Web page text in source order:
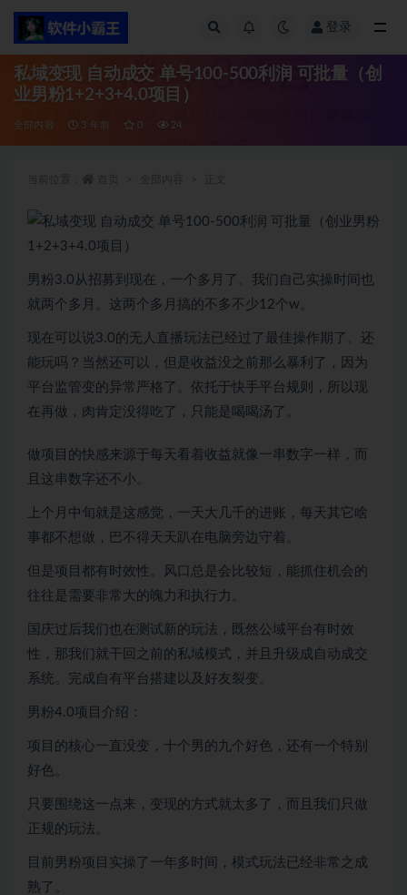
登录
私域变现 自动成交 单号100-500利润 可批量（创
业男粉1+2+3+4.0项目）
全部内容 3 年前 0 24
男粉3.0从招募到现在，一个多月了。我们自己实操时间也
就两个多月。这两个多月搞的不多不少12个w。
现在可以说3.0的无人直播玩法已经过了最佳操作期了。还
能玩吗？当然还可以，但是收益没之前那么暴利了，因为
平台监管变的异常严格了。依托于快手平台规则，所以现
在再做，肉肯定没得吃了，只能是喝喝汤了。
做项目的快感来源于每天看着收益就像一串数字一样，而
且这串数字还不小。
上个月中旬就是这感觉，一天大几千的进账，每天其它啥
事都不想做，巴不得天天趴在电脑旁边守着。
但是项目都有时效性。风口总是会比较短，能抓住机会的
往往是需要非常大的魄力和执行力。
国庆过后我们也在测试新的玩法，既然公域平台有时效
性，那我们就干回之前的私域模式，并且升级成自动成交
系统。完成自有平台搭建以及好友裂变。
男粉4.0项目介绍：
项目的核心一直没变，十个男的九个好色，还有一个特别
好色。
只要围绕这一点来，变现的方式就太多了，而且我们只做
正规的玩法。
目前男粉项目实操了一年多时间，模式玩法已经非常之成
熟了。